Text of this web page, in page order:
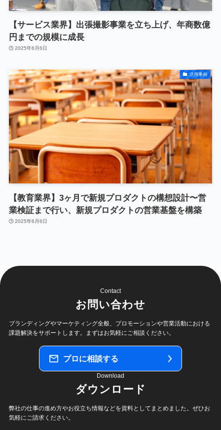
【サービス業界】出張撮影事業を立ち上げ、年商数億
円までの規模に成長
2025年6月6日
活用事例
【教育業界】3ヶ月で新規プロダクトの構想設計〜営
業検証まで行い、新規プロダクトの営業基盤を構築
2025年6月6日
Contact
お問い合わせ
ブランディングやマーケティング全般、プロモーションや営業活動における
課題解決をサポートします。
まずはお気軽にご相談ください。
プロに相談する
Download
ダウンロード
弊社の仕事の進め方やお役立ち情報などを資料としてまとめました。 ぜひお
気軽にご請求ください。